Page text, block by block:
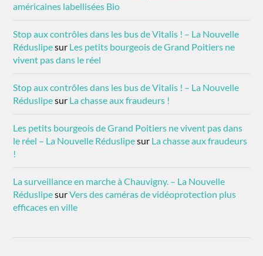
américaines labellisées Bio
Stop aux contrôles dans les bus de Vitalis ! – La Nouvelle
Réduslipesur Les petits bourgeois de Grand Poitiers ne
vivent pas dans le réel
Stop aux contrôles dans les bus de Vitalis ! – La Nouvelle
Réduslipesur La chasse aux fraudeurs !
Les petits bourgeois de Grand Poitiers ne vivent pas dans
le réel – La Nouvelle Réduslipesur La chasse aux fraudeurs
!
La surveillance en marche à Chauvigny. – La Nouvelle
RéduslipesurVers des caméras de vidéoprotection plus
efficaces en ville